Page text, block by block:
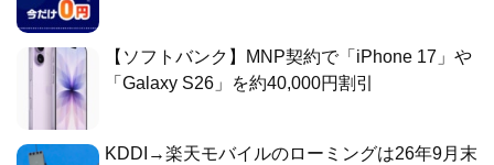
【ソフトバンク】MNP契約で「iPhone 17」や
「Galaxy S26」を約40,000円割引
KDDI→楽天モバイルのローミングは26年9月末